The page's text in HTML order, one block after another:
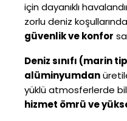
için dayanıklı
zorlu deniz koşullarında
güvenlik ve konfor
Deniz sınıfı (marin
alüminyumdan
yüklü atmosferlerde
hizmet ömrü ve